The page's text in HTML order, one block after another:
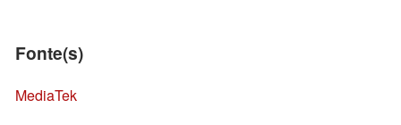
Fonte(s)
MediaTek